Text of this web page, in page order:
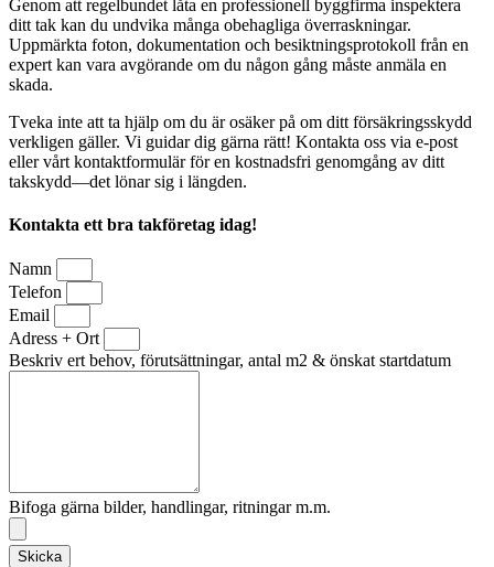
Genom att regelbundet låta en professionell byggfirma inspektera
ditt tak kan du undvika många obehagliga överraskningar.
Uppmärkta foton, dokumentation och besiktningsprotokoll från en
expert kan vara avgörande om du någon gång måste anmäla en
skada.
Tveka inte att ta hjälp om du är osäker på om ditt försäkringsskydd
verkligen gäller. Vi guidar dig gärna rätt! Kontakta oss via e-post
eller vårt kontaktformulär för en kostnadsfri genomgång av ditt
takskydd—det lönar sig i längden.
Kontakta ett bra takföretag idag!
Namn
Telefon
Email
Adress + Ort
Beskriv ert behov, förutsättningar, antal m2 & önskat startdatum
Bifoga gärna bilder, handlingar, ritningar m.m.
Skicka